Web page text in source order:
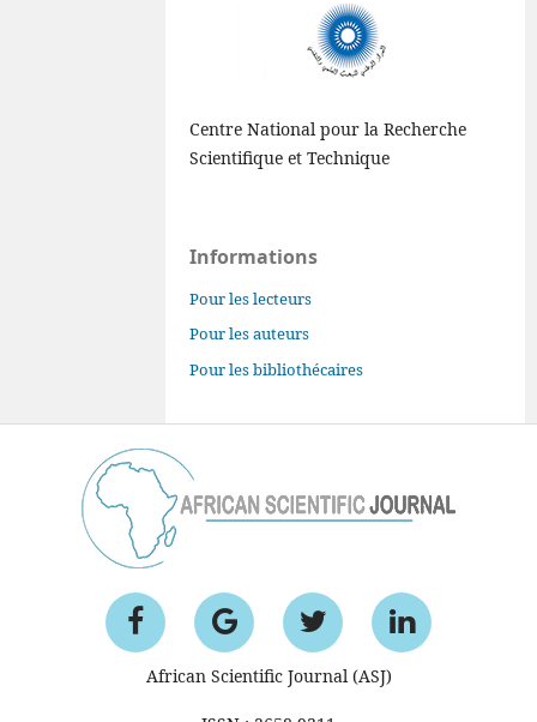
Centre National pour la Recherche
Scientifique et Technique
Informations
Pour les lecteurs
Pour les auteurs
Pour les bibliothécaires
African Scientific Journal (ASJ)